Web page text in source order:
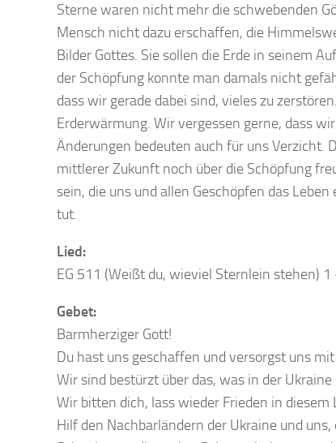
Sterne waren nicht mehr die schwebenden
Mensch nicht dazu erschaffen, die
Bilder Gottes. Sie sollen die Erde in seinem
der Schöpfung konnte man damals nicht
dass wir gerade dabei sind, vieles zu
Erderwärmung. Wir vergessen gerne, dass
Änderungen bedeuten auch für uns Verzicht.
mittlerer Zukunft noch über die Schöpfung
sein, die uns und allen Geschöpfen das
tut.
Lied:
EG 511 (Weißt du, wieviel Sternlein stehen) 1
Gebet:
Barmherziger Gott!
Du hast uns geschaffen und versorgst uns
Wir sind bestürzt über das, was in der
Wir bitten dich, lass wieder Frieden in diesem
Hilf den Nachbarländern der Ukraine und